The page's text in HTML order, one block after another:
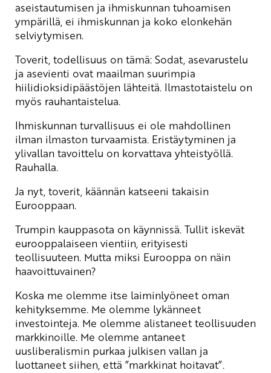
aseistautumisen ja ihmiskunnan tuhoamisen
ympärillä, ei ihmiskunnan ja koko elonkehän
selviytymisen.
Toverit, todellisuus on tämä: Sodat, asevarustelu
ja asevienti ovat maailman suurimpia
hiilidioksidipäästöjen lähteitä. Ilmastotaistelu on
myös rauhantaistelua.
Ihmiskunnan turvallisuus ei ole mahdollinen
ilman ilmaston turvaamista. Eristäytyminen ja
ylivallan tavoittelu on korvattava yhteistyöllä.
Rauhalla.
Ja nyt, toverit, käännän katseeni takaisin
Eurooppaan.
Trumpin kauppasota on käynnissä. Tullit iskevät
eurooppalaiseen vientiin, erityisesti
teollisuuteen. Mutta miksi Eurooppa on näin
haavoittuvainen?
Koska me olemme itse laiminlyöneet oman
kehityksemme. Me olemme lykänneet
investointeja. Me olemme alistaneet teollisuuden
markkinoille. Me olemme antaneet
uusliberalismin purkaa julkisen vallan ja
luottaneet siihen, että ”markkinat hoitavat”.